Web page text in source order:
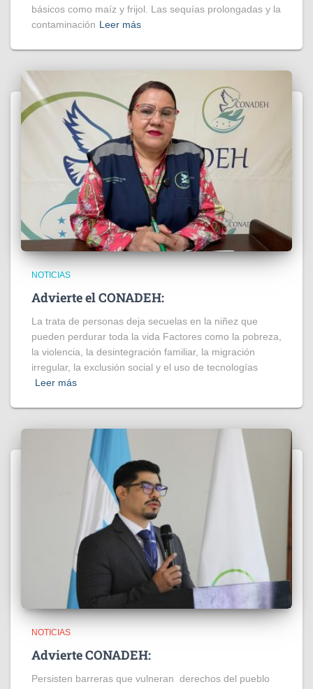
básicos como maíz y frijol. Las sequías prolongadas y la
contaminación Leer más
NOTICIAS
Advierte el CONADEH:
La trata de personas deja secuelas en la niñez que
pueden perdurar toda la vida Factores como la pobreza,
la violencia, la desintegración familiar, la migración
irregular, la exclusión social y el uso de tecnologías
Leer más
NOTICIAS
Advierte CONADEH:
Persisten barreras que vulneran derechos del pueblo